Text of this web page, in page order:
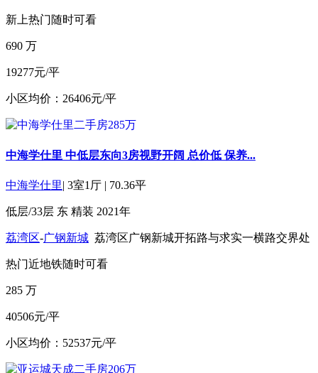
新上热门 随时可看
690 万
19277元/平
小区均价：26406元/平
中海学仕里 中低层东向3房视野开阔 总价低 保养...
中海学仕里| 3室1厅 | 70.36平
低层/33层 东 精装 2021年
荔湾区-广钢新城 荔湾区广钢新城开拓路与求实一横路交界处
热门近地铁随时可看
285 万
40506元/平
小区均价：52537元/平